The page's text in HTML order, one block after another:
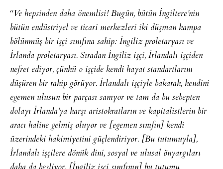
“Ve hepsinden daha önemlisi! Bugün, bütün İngiltere’nin
bütün endüstriyel ve ticari merkezleri iki düşman kampa
bölünmüş bir işçi sınıfına sahip: İngiliz proletaryası ve
İrlanda proletaryası. Sıradan İngiliz işçi, İrlandalı işçiden
nefret ediyor, çünkü o işçide kendi hayat standartlarını
düşüren bir rakip görüyor. İrlandalı işçiyle bakarak, kendini
egemen ulusun bir parçası sanıyor ve tam da bu sebepten
dolayı İrlanda’ya karşı aristokratların ve kapitalistlerin bir
aracı haline gelmiş oluyor ve [egemen sınıfın] kendi
üzerindeki hakimiyetini güçlendiriyor. [Bu tutumuyla],
İrlandalı işçilere dönük dini, sosyal ve ulusal önyargıları